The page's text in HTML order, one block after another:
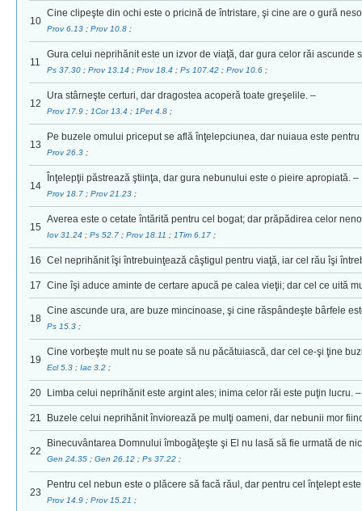
10
Cine clipeşte din ochi este o pricină de întristare, şi cine are o gură
Prov 6.13 ; Prov 10.8 ;
11
Gura celui neprihănit este un izvor de viaţă, dar gura celor răi ascunde
Ps 37.30 ; Prov 13.14 ; Prov 18.4 ; Ps 107.42 ; Prov 10.6 ;
12
Ura stârneşte certuri, dar dragostea acoperă toate greşelile. –
Prov 17.9 ; 1Cor 13.4 ; 1Pet 4.8 ;
13
Pe buzele omului priceput se află înţelepciunea, dar nuiaua este
Prov 26.3 ;
14
Înţelepţii păstrează ştiinţa, dar gura nebunului este o pieire apropiată. –
Prov 18.7 ; Prov 21.23 ;
15
Averea este o cetate întărită pentru cel bogat; dar prăpădirea celor
Iov 31.24 ; Ps 52.7 ; Prov 18.11 ; 1Tim 6.17 ;
16 Cel neprihănit îşi întrebuinţează câştigul pentru viaţă, iar cel rău îşi
17 Cine îşi aduce aminte de certare apucă pe calea vieţii; dar cel ce uită
18
Cine ascunde ura, are buze mincinoase, şi cine răspândeşte bârfele
Ps 15.3 ;
19
Cine vorbeşte mult nu se poate să nu păcătuiască, dar cel ce-şi ţine
Ecl 5.3 ; Iac 3.2 ;
20 Limba celui neprihănit este argint ales; inima celor răi este puţin lucru. –
21 Buzele celui neprihănit înviorează pe mulţi oameni, dar nebunii mor
22
Binecuvântarea Domnului îmbogăţeşte şi El nu lasă să fie urmată de
Gen 24.35 ; Gen 26.12 ; Ps 37.22 ;
23
Pentru cel nebun este o plăcere să facă răul, dar pentru cel înţelept
Prov 14.9 ; Prov 15.21 ;